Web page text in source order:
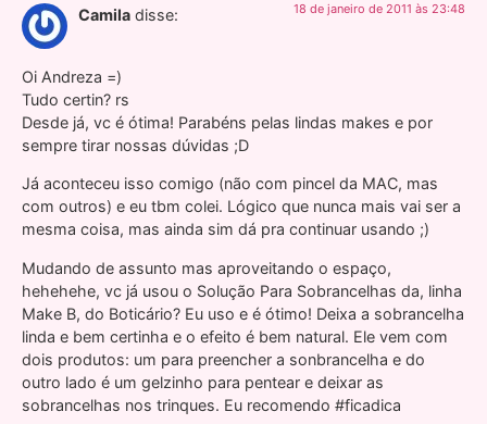
Camila disse: 18 de janeiro de 2011 às 23:48
Oi Andreza =)
Tudo certin? rs
Desde já, vc é ótima! Parabéns pelas lindas makes e por
sempre tirar nossas dúvidas ;D
Já aconteceu isso comigo (não com pincel da MAC, mas
com outros) e eu tbm colei. Lógico que nunca mais vai ser a
mesma coisa, mas ainda sim dá pra continuar usando ;)
Mudando de assunto mas aproveitando o espaço,
hehehehe, vc já usou o Solução Para Sobrancelhas da, linha
Make B, do Boticário? Eu uso e é ótimo! Deixa a sobrancelha
linda e bem certinha e o efeito é bem natural. Ele vem com
dois produtos: um para preencher a sonbrancelha e do
outro lado é um gelzinho para pentear e deixar as
sobrancelhas nos trinques. Eu recomendo #ficadica